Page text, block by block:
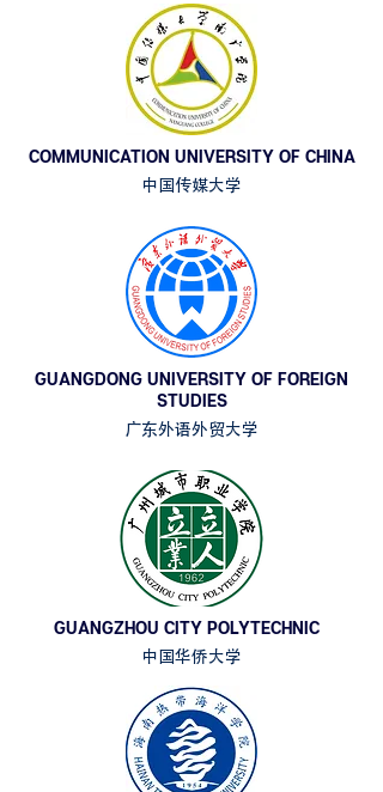
COMMUNICATION UNIVERSITY OF CHINA
中国传媒大学
GUANGDONG UNIVERSITY OF FOREIGN
STUDIES
广东外语外贸大学
GUANGZHOU CITY POLYTECHNIC
中国华侨大学